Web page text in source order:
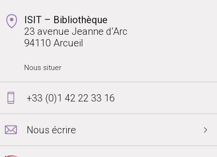
ISIT – Bibliothèque
23 avenue Jeanne d’Arc
94110 Arcueil
Nous situer
+33 (0)1 42 22 33 16
Nous écrire